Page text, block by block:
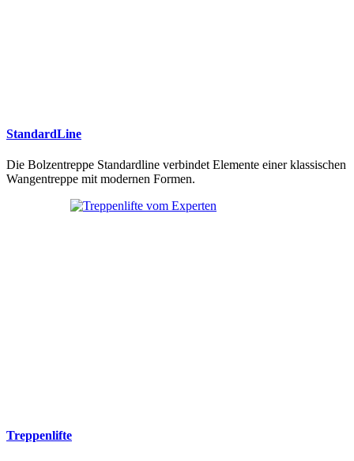
StandardLine
Die Bolzentreppe Standardline verbindet Elemente einer klassischen
Wangentreppe mit modernen Formen.
Treppenlifte